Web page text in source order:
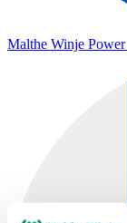
Malthe Winje